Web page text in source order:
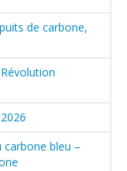
de carbone,
carbone bleu –